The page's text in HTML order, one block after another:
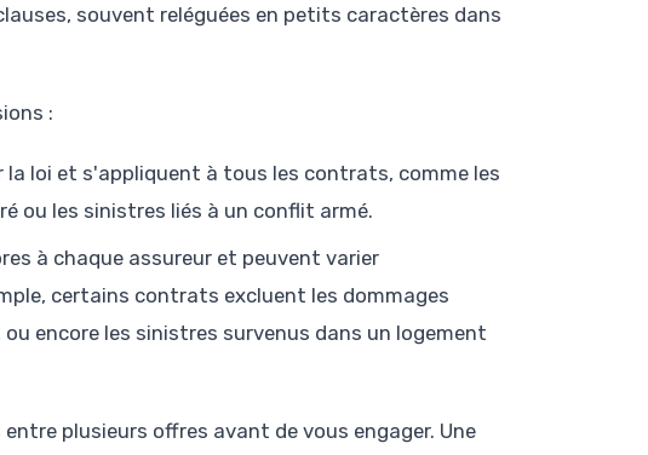
souvent reléguées en petits caractères dans
:
la loi et s'appliquent à tous les contrats, comme les
ou les sinistres liés à un conflit armé.
à chaque assureur et peuvent varier
certains contrats excluent les dommages
encore les sinistres survenus dans un logement
plusieurs offres avant de vous engager. Une